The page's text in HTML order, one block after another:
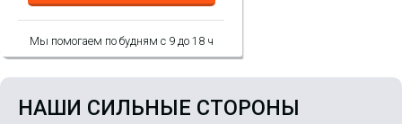
Мы помогаем по будням с 9 до 18 ч
НАШИ СИЛЬНЫЕ СТОРОНЫ